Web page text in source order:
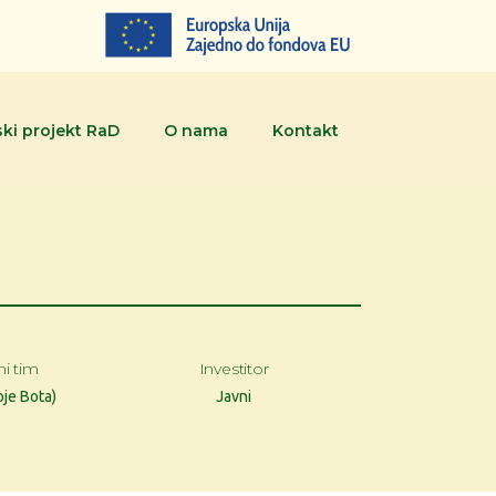
projekt RaD O nama Kontakt
tim
Bota)
Investitor
Javni